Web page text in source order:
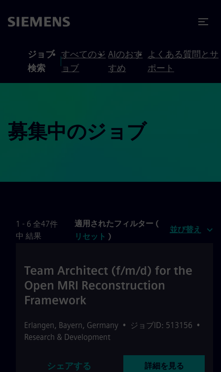
ジョブ
検索
すべてのジ
ョブ
AIのおす
すめ
よくある質問とサ
ポート
募集中のジョブ
1 - 6 全47件
中 結果
適用されたフィルター (
リセット )
並び替え
Team Architect (f/m/d) for the
Open MRI Reconstruction
Framework
Erlangen, Bayern, Germany • ジョブID: 513156 •
Research & Development
シェアする 詳細を見る